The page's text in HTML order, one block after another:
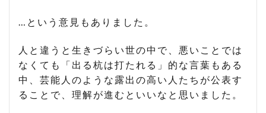
…という意見もありました。
人と違うと生きづらい世の中で、悪いことでは
なくても「出る杭は打たれる」的な言葉もある
中、芸能人のような露出の高い人たちが公表す
ることで、理解が進むといいなと思いました。